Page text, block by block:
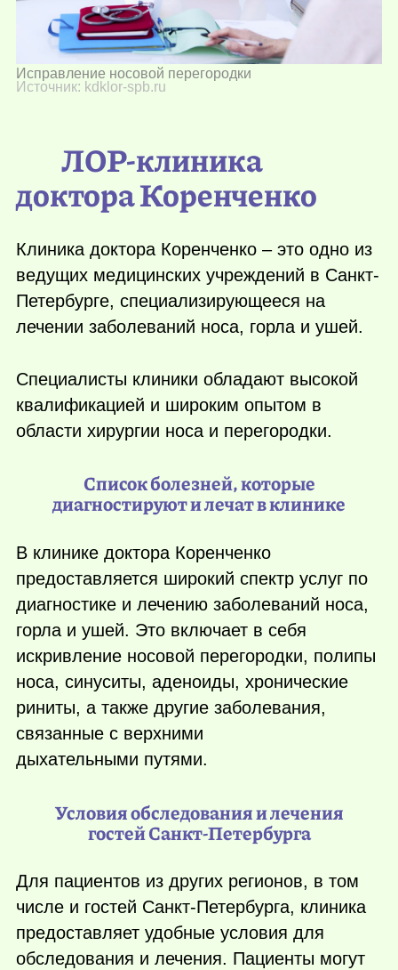
Исправление носовой перегородки
Источник: kdklor-spb.ru
ЛОР-клиника
доктора Коренченко
Клиника доктора Коренченко – это одно из
ведущих медицинских учреждений в Санкт-
Петербурге, специализирующееся на
лечении заболеваний носа, горла и ушей.
Специалисты клиники обладают высокой
квалификацией и широким опытом в
области хирургии носа и перегородки.
Список болезней, которые
диагностируют и лечат в клинике
В клинике доктора Коренченко
предоставляется широкий спектр услуг по
диагностике и лечению заболеваний носа,
горла и ушей. Это включает в себя
искривление носовой перегородки, полипы
носа, синуситы, аденоиды, хронические
риниты, а также другие заболевания,
связанные с верхними
дыхательными путями.
Условия обследования и лечения
гостей Санкт-Петербурга
Для пациентов из других регионов, в том
числе и гостей Санкт-Петербурга, клиника
предоставляет удобные условия для
обследования и лечения. Пациенты могут